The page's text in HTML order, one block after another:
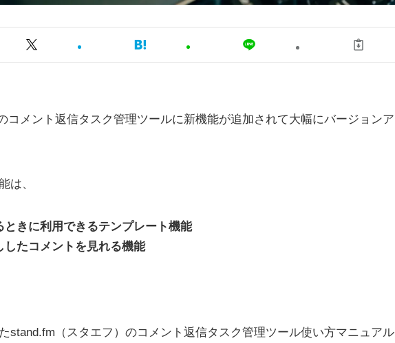
コメント返信タスク管理ツールに新機能が追加されて大幅にバージョンア
は、
ときに利用できるテンプレート機能
したコメントを見れる機能
stand.fm（スタエフ）のコメント返信タスク管理ツール使い方マニュアル